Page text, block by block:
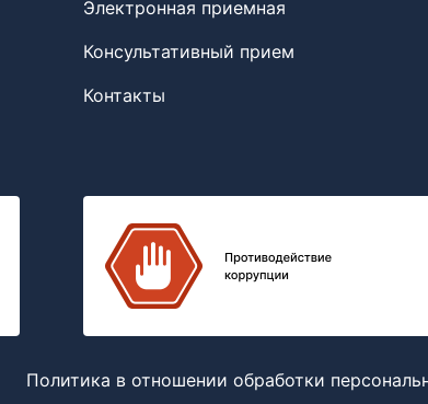
Электронная приемная
Консультативный прием
Контакты
Политика в отношении обработки